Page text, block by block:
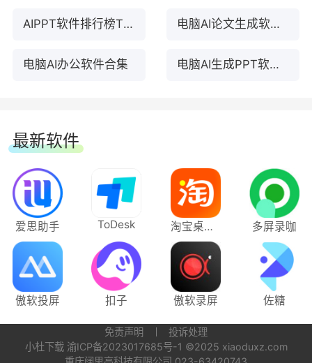
AIPPT软件排行榜TOP10下载 电脑AI论文生成软件合集
电脑AI办公软件合集 电脑AI生成PPT软件合集
最新软件
爱思助手 ToDesk 淘宝桌面版 多屏录咖
傲软投屏 扣子 傲软录屏 佐糖
免责声明
投诉处理
小杜下载 渝ICP备2023017685号-1 ©2025 xiaoduxz.com